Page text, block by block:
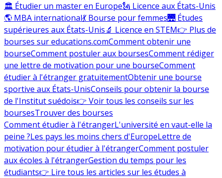
🏛 Étudier un master en Europe🗽 Licence aux États-Unis
🌎 MBA international💃 Bourse pour femmes🌉 Études
supérieures aux États-Unis🔬 Licence en STEM👉 Plus de
bourses sur educations.comComment obtenir une
bourseComment postuler aux boursesComment rédiger
une lettre de motivation pour une bourseComment
étudier à l'étranger gratuitementObtenir une bourse
sportive aux États-UnisConseils pour obtenir la bourse
de l'Institut suédois👉 Voir tous les conseils sur les
boursesTrouver des bourses
Comment étudier à l'étrangerL'université en vaut-elle la
peine ?Les pays les moins chers d'EuropeLettre de
motivation pour étudier à l'étrangerComment postuler
aux écoles à l'étrangerGestion du temps pour les
étudiants👉 Lire tous les articles sur les études à